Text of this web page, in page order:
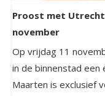
Proost met
november
Op vrijdag 11
in de binnenstad
Maarten is exclusief